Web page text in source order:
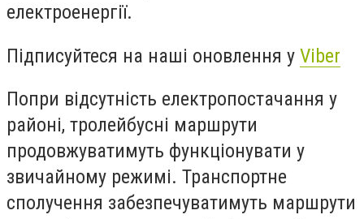
електроенергії.
Підписуйтеся на наші оновлення у Viber
Попри відсутність електропостачання у
районі, тролейбусні маршрути
продовжуватимуть функціонувати у
звичайному режимі. Транспортне
сполучення забезпечуватимуть маршрути